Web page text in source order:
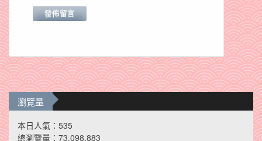
瀏覽量
本日人氣：535
總瀏覽量：73,098,883